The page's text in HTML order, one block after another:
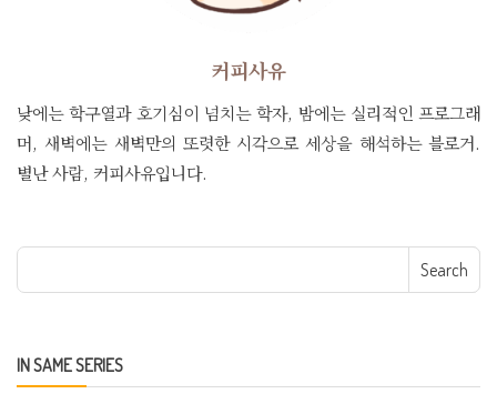
커피사유
낮에는 학구열과 호기심이 넘치는 학자, 밤에는 실리적인 프로그래
머, 새벽에는 새벽만의 또렷한 시각으로 세상을 해석하는 블로거.
별난 사람, 커피사유입니다.
IN SAME SERIES